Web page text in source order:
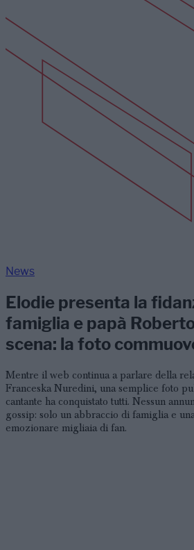
News
Elodie presenta la
famiglia e papà
scena: la foto
Mentre il web continua a parlare della
Franceska Nuredini, una semplice foto
cantante ha conquistato tutti. Nessun
gossip: solo un abbraccio di famiglia e
emozionare migliaia di fan.